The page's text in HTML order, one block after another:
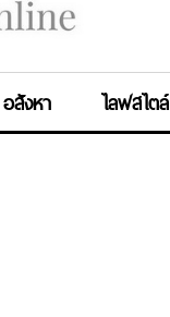
อสังหา ไลฟสไตล์